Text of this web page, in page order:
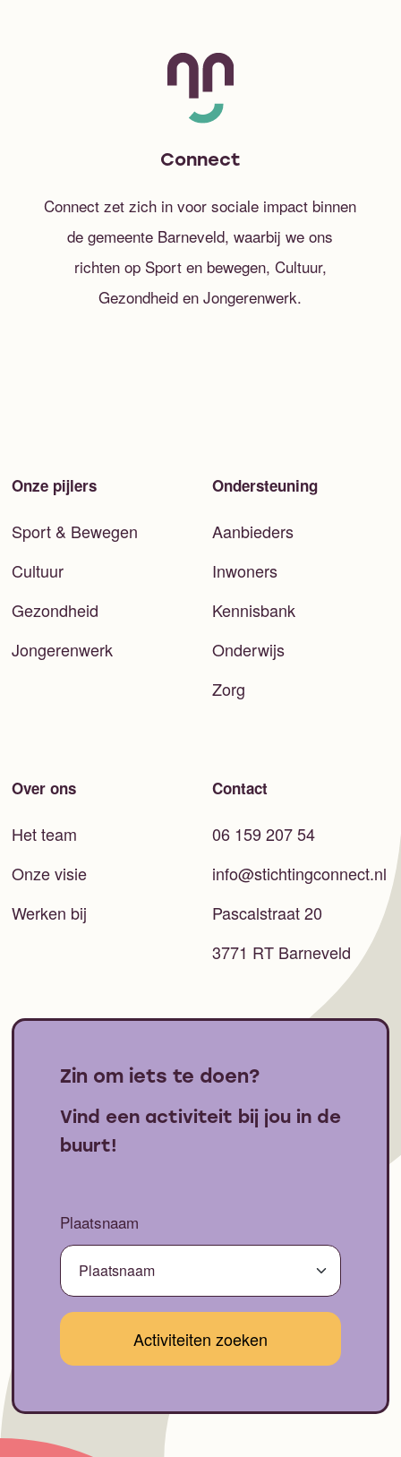
Connect
Connect zet zich in voor sociale impact binnen
de gemeente Barneveld, waarbij we ons
richten op Sport en bewegen, Cultuur,
Gezondheid en Jongerenwerk.
Onze pijlers
Sport & Bewegen
Cultuur
Gezondheid
Jongerenwerk
Ondersteuning
Aanbieders
Inwoners
Kennisbank
Onderwijs
Zorg
Over ons
Het team
Onze visie
Werken bij
Contact
06 159 207 54
info@stichtingconnect.nl
Pascalstraat 20
3771 RT Barneveld
Zin om iets te doen?
Vind een activiteit bij jou in de
buurt!
Plaatsnaam